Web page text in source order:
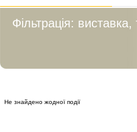
Фільтрація:
Не знайдено жодної події